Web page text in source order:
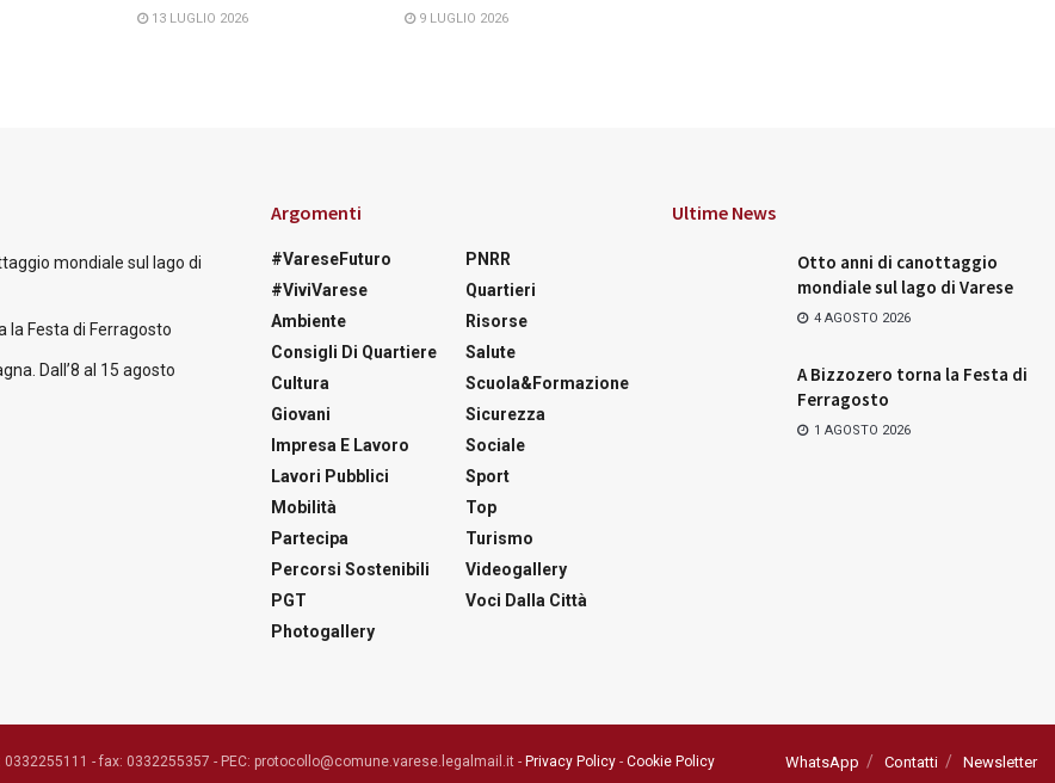
13 LUGLIO 2026 9 LUGLIO 2026
mondiale sul lago di
la Festa di Ferragosto
Dall’8 al 15 agosto
Argomenti
#VareseFuturo
#ViviVarese
Ambiente
Consigli Di Quartiere
Cultura
Giovani
Impresa E Lavoro
Lavori Pubblici
Mobilità
Partecipa
Percorsi Sostenibili
PGT
Photogallery
PNRR
Quartieri
Risorse
Salute
Scuola&Formazione
Sicurezza
Sociale
Sport
Top
Turismo
Videogallery
Voci Dalla Città
Ultime News
Otto anni di canottaggio
mondiale sul lago di Varese
4 AGOSTO 2026
A Bizzozero torna la Festa di
Ferragosto
1 AGOSTO 2026
WhatsApp Contatti Newsletter
- fax: 0332255357 - PEC: protocollo@comune.varese.legalmail.it - Privacy Policy - Cookie Policy